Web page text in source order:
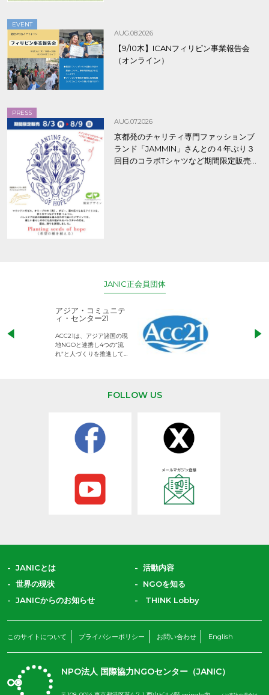
EVENT
AUG.08.2026
【9/10木】ICANフィリピン事業報告会
（オンライン）
PRESS
AUG.07.2026
京都発のチャリティ専門ファッションブ
ランド「JAMMIN」さんとの４年ぶり３
回目のコラボTシャツなど期間限定販売、
JANIC正会員団体
アジア・コミュニテ
ィ・センター21
ACC21は、アジア諸国の現
地NGOと連携し4つの“流
れ”と人づくりを推進してい
児童労働のない
権利が守られた
FOLLOW US
JANICとは
活動内容
世界の現状
NGOを知る
JANICからのお知らせ
THINK Lobby
このサイトについて プライバシーポリシー お問い合わせ English
NPO法人 国際協力NGOセンター（JANIC）